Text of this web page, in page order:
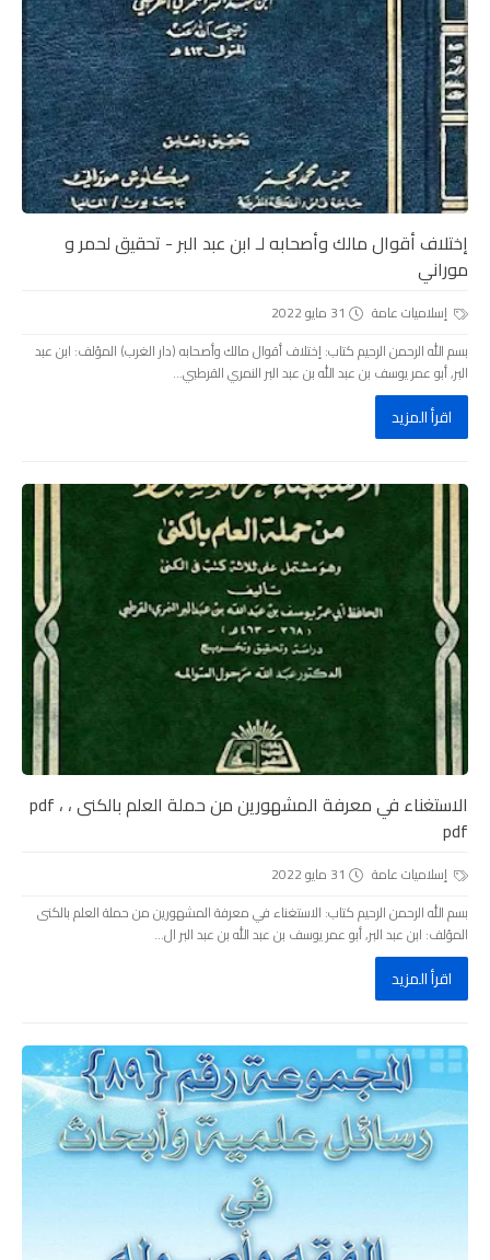
إختلاف أقوال مالك وأصحابه لـ ابن عبد البر - تحقيق لحمر و
موراني
إسلاميات عامة
31 مايو 2022
بسم الله الرحمن الرحيم كتاب: إختلاف أقوال مالك وأصحابه (دار الغرب) المؤلف: ابن عبد
البر, أبو عمر يوسف بن عبد الله بن عبد البر النمري القرطبي...
اقرأ المزيد
الاستغناء في معرفة المشهورين من حملة العلم بالكنى ، pdf ،
pdf
إسلاميات عامة
31 مايو 2022
بسم الله الرحمن الرحيم كتاب: الاستغناء في معرفة المشهورين من حملة العلم بالكنى
المؤلف: ابن عبد البر, أبو عمر يوسف بن عبد الله بن عبد البر ال...
اقرأ المزيد